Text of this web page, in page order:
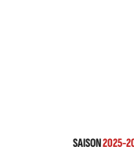
SAISON2025-